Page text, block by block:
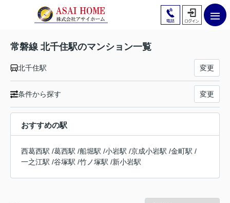
常磐線 北千住駅のマンション一覧
北千住駅 変更
条件から探す 変更
おすすめの駅
西葛西駅 /葛西駅 /船堀駅 /小岩駅 /京成小岩駅 /金町駅 /
一之江駅 /谷塚駅 /竹ノ塚駅 /新小岩駅